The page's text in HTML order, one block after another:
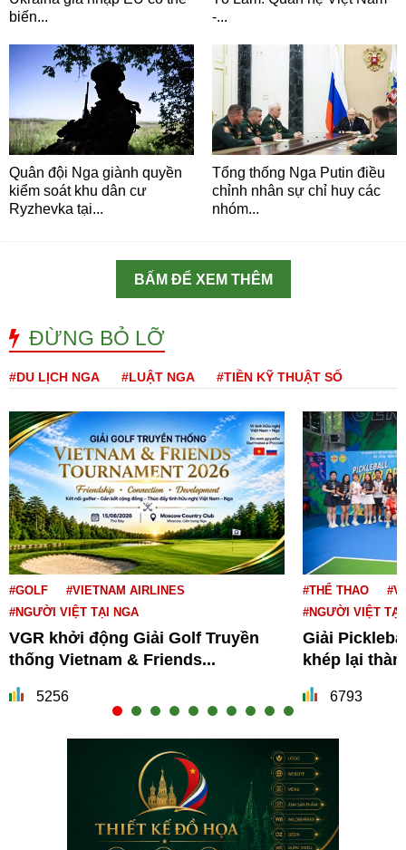
biến...
-...
Quân đội Nga giành quyền
kiểm soát khu dân cư
Ryzhevka tại...
Tổng thống Nga Putin điều
chỉnh nhân sự chỉ huy các
nhóm...
BẤM ĐỂ XEM THÊM
ĐỪNG BỎ LỠ
#DU LỊCH NGA #LUẬT NGA #TIỀN KỸ THUẬT SỐ
#GOLF
#VIETNAM AIRLINES
#NGƯỜI VIỆT TẠI NGA
VGR khởi động Giải Golf Truyền
thống Vietnam & Friends...
5256
#THỂ THAO
#NGƯỜI VIỆT TẠI
Giải
khép lại
6793